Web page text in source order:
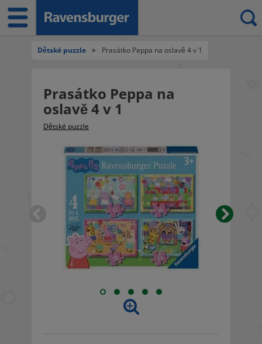
Dětské puzzle > Prasátko Peppa na oslavě 4 v 1
Prasátko Peppa na
oslavě 4 v 1
Dětské puzzle